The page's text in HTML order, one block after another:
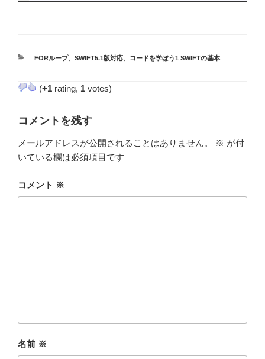
カ
リ
FORループ、 SWIFT5.1版対応、 コードを学ぼう1 SWIFTの基本
(+1 rating, 1 votes)
コメントを残す
メールアドレスが公開されることはありません。 ※ が付
いている欄は必須項目です
コメント ※
名前 ※